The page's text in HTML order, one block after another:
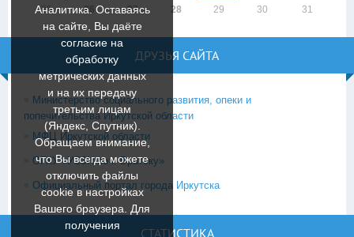
25 26 27 28 29 30 31
ДРУЗЬЯ САЙТА
Министерство социального развития, опеки и
попечительства Иркутской области
МФЦ Иркутской области
ОГКУ «УСЗН по г. Братску»
Официальный портал города Иркутска
СТАТИСТИКА
Аналитика. Оставаясь
на сайте, Вы даёте
согласие на
обработку
метрических данных
и на их передачу
третьим лицам
(Яндекс, Спутник).
Обращаем внимание,
что Вы всегда можете
отключить файлы
cookie в настройках
Вашего браузера. Для
получения